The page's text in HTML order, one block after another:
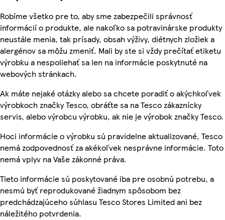
Robíme všetko pre to, aby sme zabezpečili správnosť
informácií o produkte, ale nakoľko sa potravinárske produkty
neustále menia, tak prísady, obsah výživy, diétnych zložiek a
alergénov sa môžu zmeniť. Mali by ste si vždy prečítať etiketu
výrobku a nespoliehať sa len na informácie poskytnuté na
webových stránkach.
Ak máte nejaké otázky alebo sa chcete poradiť o akýchkoľvek
výrobkoch značky Tesco, obráťte sa na Tesco zákaznícky
servis, alebo výrobcu výrobku, ak nie je výrobok značky Tesco.
Hoci informácie o výrobku sú pravidelne aktualizované, Tesco
nemá zodpovednosť za akékoľvek nesprávne informácie. Toto
nemá vplyv na Vaše zákonné práva.
Tieto informácie sú poskytované iba pre osobnú potrebu, a
nesmú byť reprodukované žiadnym spôsobom bez
predchádzajúceho súhlasu Tesco Stores Limited ani bez
náležitého potvrdenia.